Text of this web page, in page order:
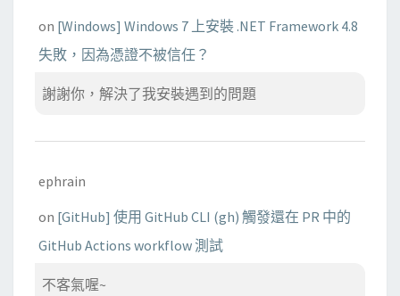
on [Windows] Windows 7 上安裝 .NET Framework 4.8
失敗，因為憑證不被信任？
謝謝你，解決了我安裝遇到的問題
ephrain
on [GitHub] 使用 GitHub CLI (gh) 觸發還在 PR 中的
GitHub Actions workflow 測試
不客氣喔~